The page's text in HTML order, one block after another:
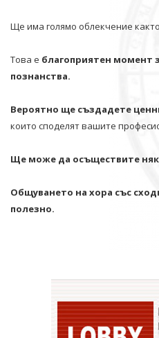
Ще има голямо облекчение
Това е благоприятен момент
познанства.
Вероятно ще създадете
които споделят вашите
Ще може да осъществите
Общуването на хора със
полезно.